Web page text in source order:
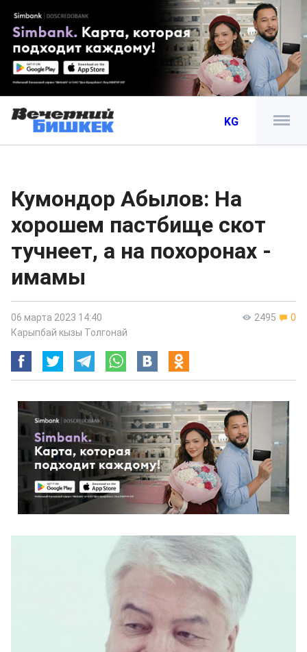
KG
Кумондор Абылов: На
хорошем пастбище скот
тучнеет, а на похоронах -
имамы
2495 0
06 марта 2023 14:40
Карыпбай кызы Толгонай